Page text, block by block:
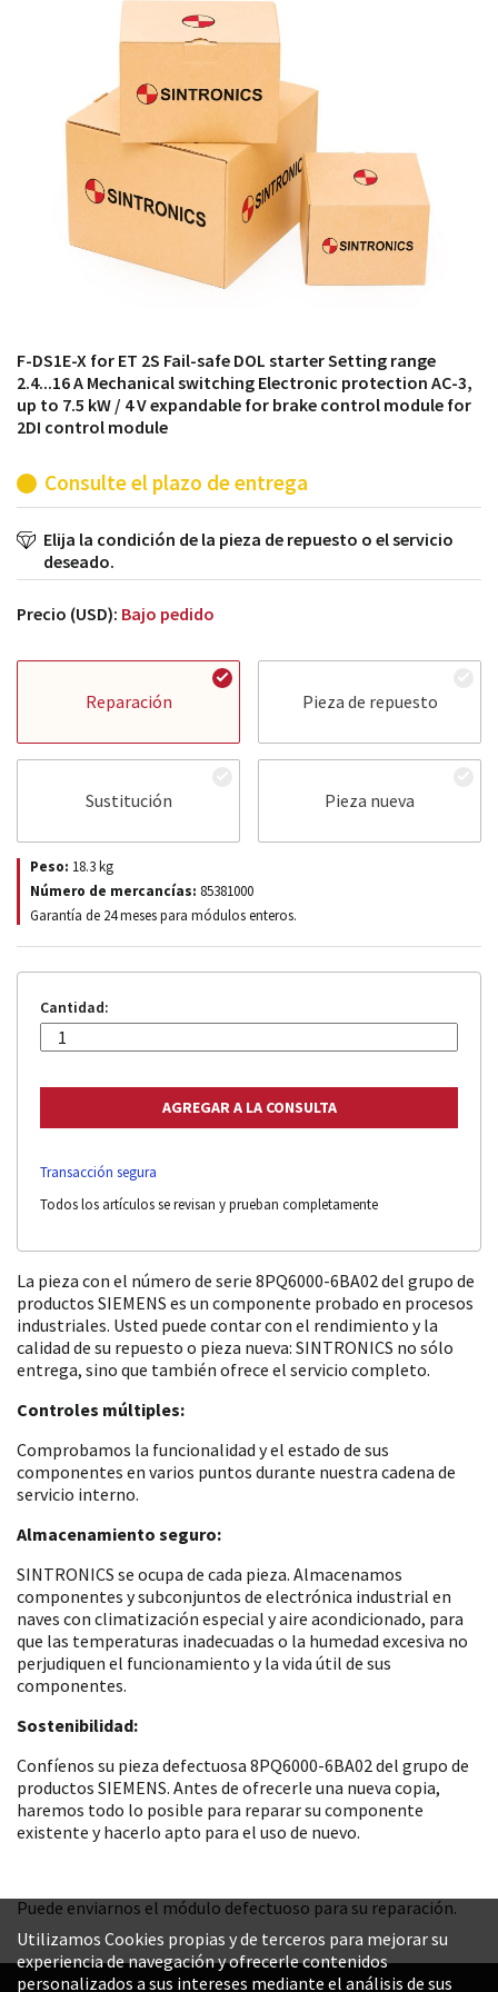
módulos antiguos a un alto nivel técnico o sustitución
de módulos descontinuados por módulos del propio
F-DS1E-X for ET 2S Fail-safe DOL starter Setting range
2.4...16 A Mechanical switching Electronic protection AC-3,
up to 7.5 kW / 4 V expandable for brake control module for
2DI control module
Consulte el plazo de entrega
Elija la condición de la pieza de repuesto o el servicio
deseado.
Precio (USD): Bajo pedido
Reparación Pieza de repuesto
Sustitución Pieza nueva
Peso: 18.3kg
Número de mercancías: 85381000
Garantía de 24 meses para módulos enteros.
Cantidad:
Transacción segura
Todos los artículos se revisan y prueban completamente
La pieza con el número de serie 8PQ6000-6BA02 del grupo de
productos SIEMENS es un componente probado en procesos
industriales. Usted puede contar con el rendimiento y la
calidad de su repuesto o pieza nueva: SINTRONICS no sólo
entrega, sino que también ofrece el servicio completo.
Controles múltiples:
Comprobamos la funcionalidad y el estado de sus
componentes en varios puntos durante nuestra cadena de
servicio interno.
Almacenamiento seguro:
SINTRONICS se ocupa de cada pieza. Almacenamos
componentes y subconjuntos de electrónica industrial en
naves con climatización especial y aire acondicionado, para
que las temperaturas inadecuadas o la humedad excesiva no
perjudiquen el funcionamiento y la vida útil de sus
componentes.
Sostenibilidad:
Confíenos su pieza defectuosa 8PQ6000-6BA02 del grupo de
productos SIEMENS. Antes de ofrecerle una nueva copia,
haremos todo lo posible para reparar su componente
existente y hacerlo apto para el uso de nuevo.
Puede enviarnos el módulo defectuoso para su reparación.
Utilizamos Cookies propias y de terceros para mejorar su
experiencia de navegación y ofrecerle contenidos
personalizados a sus intereses mediante el análisis de sus